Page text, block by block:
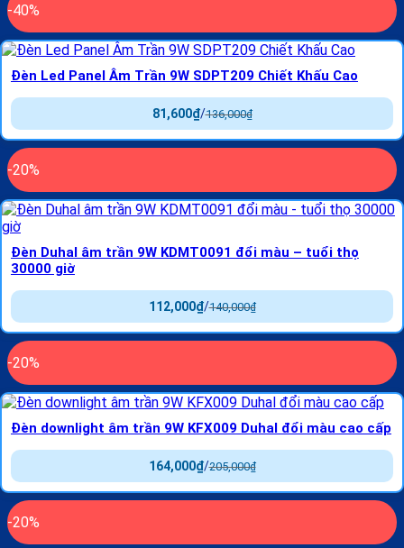
-40%
Đèn Led Panel Âm Trần 9W SDPT209 Chiết Khấu Cao
136,000₫
/
81,600₫
-20%
Đèn Duhal âm trần 9W KDMT0091 đổi màu – tuổi thọ
30000 giờ
140,000₫
/
112,000₫
-20%
Đèn downlight âm trần 9W KFX009 Duhal đổi màu cao cấp
205,000₫
/
164,000₫
-20%